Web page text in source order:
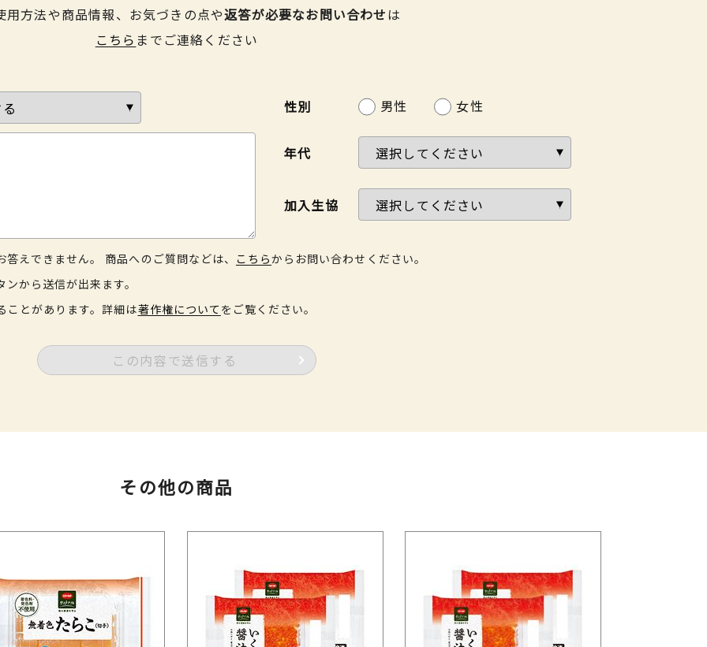
用方法や商品情報、お気づきの点や返答が必要なお問い合わせは
こちら までご連絡ください
性別 男性 女性
年代
加入生協
えできません。 商品へのご質問などは、 こちらからお問い合わせください。
から送信が出来ます。
とがあります。詳細は著作権について をご覧ください。
この内容で送信する
その他の商品